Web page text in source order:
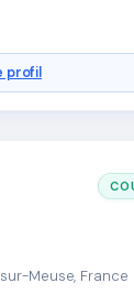
profil
Meuse, France